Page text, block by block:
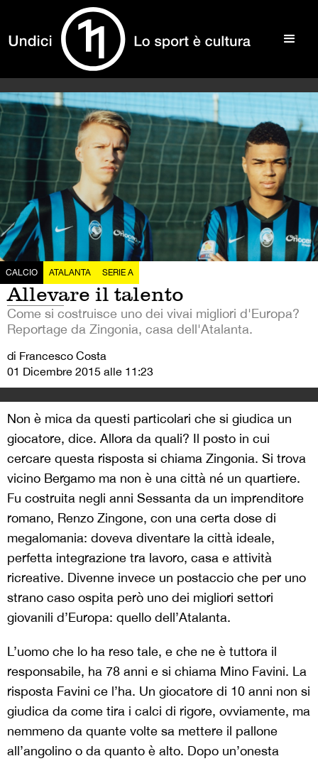
CALCIO ATALANTA SERIE A
Allevare il talento
Come si costruisce uno dei vivai migliori d'Europa?
Reportage da Zingonia, casa dell'Atalanta.
di Francesco Costa
01 Dicembre 2015 alle 11:23
Non è mica da questi particolari che si giudica un
giocatore, dice. Allora da quali? Il posto in cui
cercare questa risposta si chiama Zingonia. Si trova
vicino Bergamo ma non è una città né un quartiere.
Fu costruita negli anni Sessanta da un imprenditore
romano, Renzo Zingone, con una certa dose di
megalomania: doveva diventare la città ideale,
perfetta integrazione tra lavoro, casa e attività
ricreative. Divenne invece un postaccio che per uno
strano caso ospita però uno dei migliori settori
giovanili d’Europa: quello dell’Atalanta.
L’uomo che lo ha reso tale, e che ne è tuttora il
responsabile, ha 78 anni e si chiama Mino Favini. La
risposta Favini ce l’ha. Un giocatore di 10 anni non si
giudica da come tira i calci di rigore, ovviamente, ma
nemmeno da quante volte sa mettere il pallone
all’angolino o da quanto è alto. Dopo un’onesta